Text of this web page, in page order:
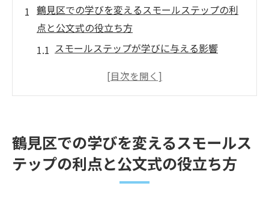
鶴見区での学びを変えるスモールステップの利
点と公文式の役立ち方
スモールステップが学びに与える影響
公文式のカリキュラムの特徴
合
学びの動機を引き出すアプローチ
地域に根ざした教育法の可能性
鶴見区での学びを変えるスモールス
テップの利点と公文式の役立ち方